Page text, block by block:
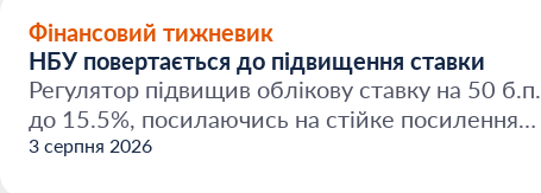
Фінансовий тижневик
НБУ повертається до підвищення ставки
Регулятор підвищив облікову ставку на 50 б.п.
до 15.5%, посилаючись на стійке посилення
фундаменталь...
3 серпня 2026